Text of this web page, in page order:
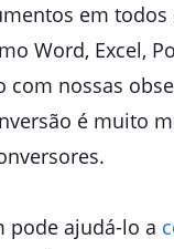
em
Word, Excel,
com nossas
é muito
pode ajudá-lo a